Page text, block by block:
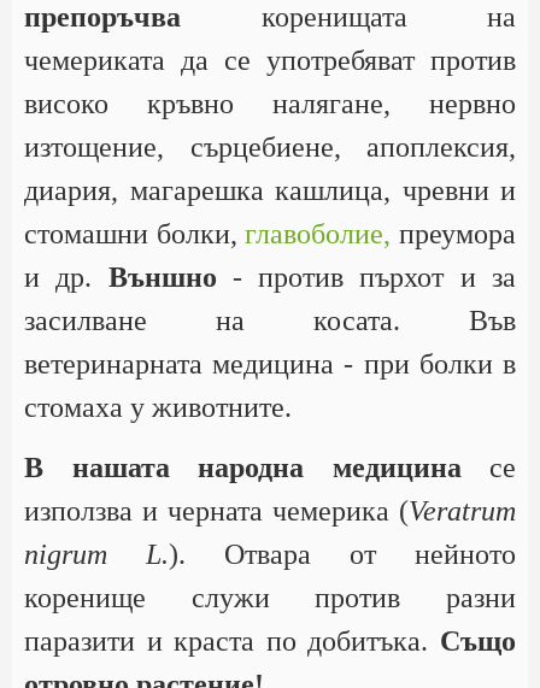
препоръчва коренищата на
чемериката да се употребяват против
високо кръвно налягане, нервно
изтощение, сърцебиене, апоплексия,
диария, магарешка кашлица, чревни и
стомашни болки,главоболие, преумора
и др. Външно - против пърхот и за
засилване на косата. Във
ветеринарната медицина - при болки в
стомаха у животните.
В нашата народна медицина се
използва и черната чемерика (Veratrum
nigrum L.). Отвара от нейното
коренище служи против разни
паразити и краста по добитъка. Също